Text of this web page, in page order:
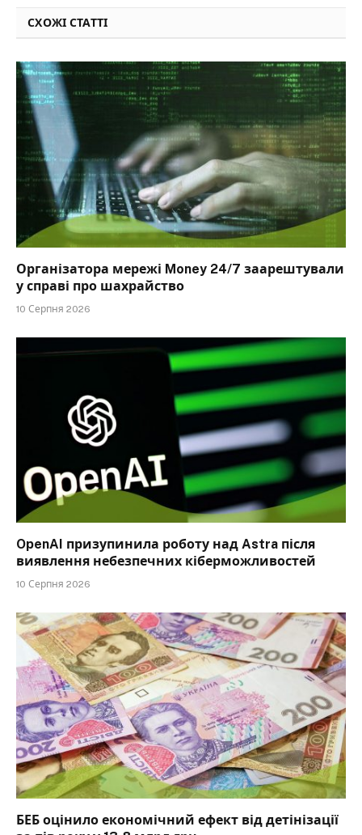
СХОЖІ СТАТТІ
Організатора мережі Money 24/7 заарештували
у справі про шахрайство
10 Серпня 2026
OpenAI призупинила роботу над Astra після
виявлення небезпечних кіберможливостей
10 Серпня 2026
БЕБ оцінило економічний ефект від детінізації